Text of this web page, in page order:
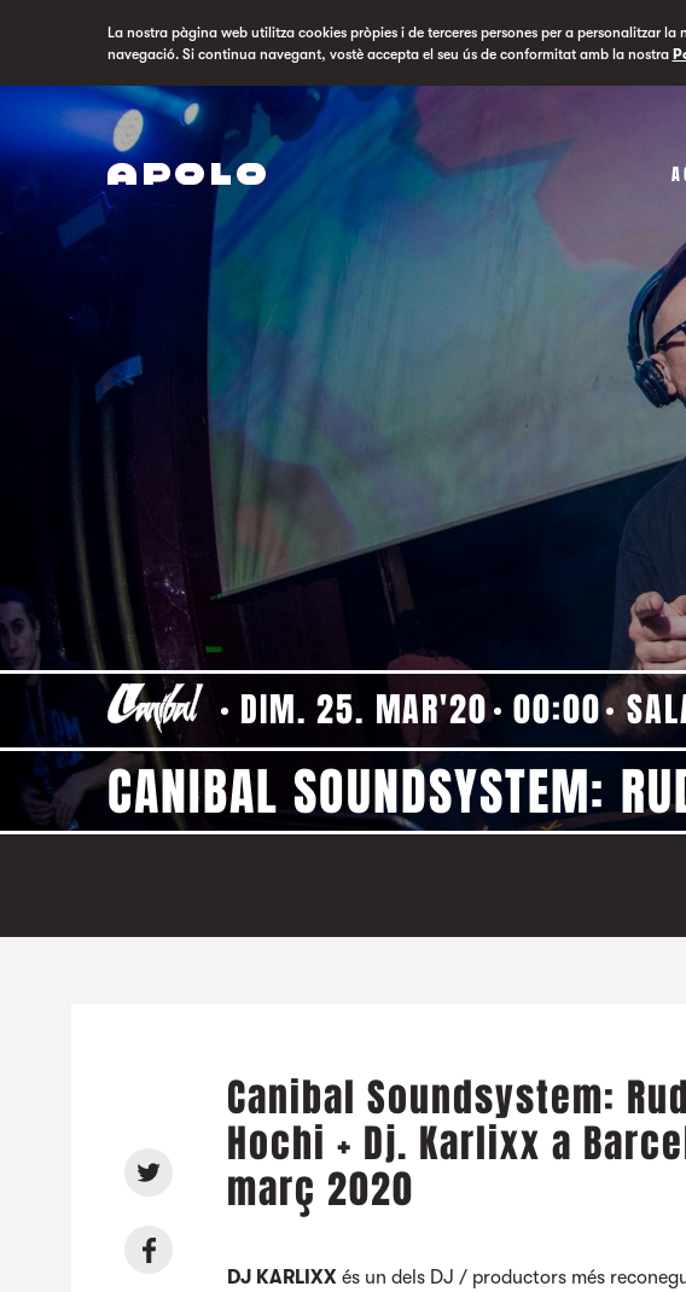
La nostra pàgina web utilitza cookies pròpies i de terceres persones per a personalitzar
navegació. Si continua navegant, vostè accepta el seu ús de conformitat amb la nostra
DIM. 25. MAR'20 00:00
CANIBAL SOUNDSYSTEM:
Canibal Soundsystem:
Hochi + Dj. Karlixx a
març 2020
DJ KARLIXX és un dels DJ / productors més